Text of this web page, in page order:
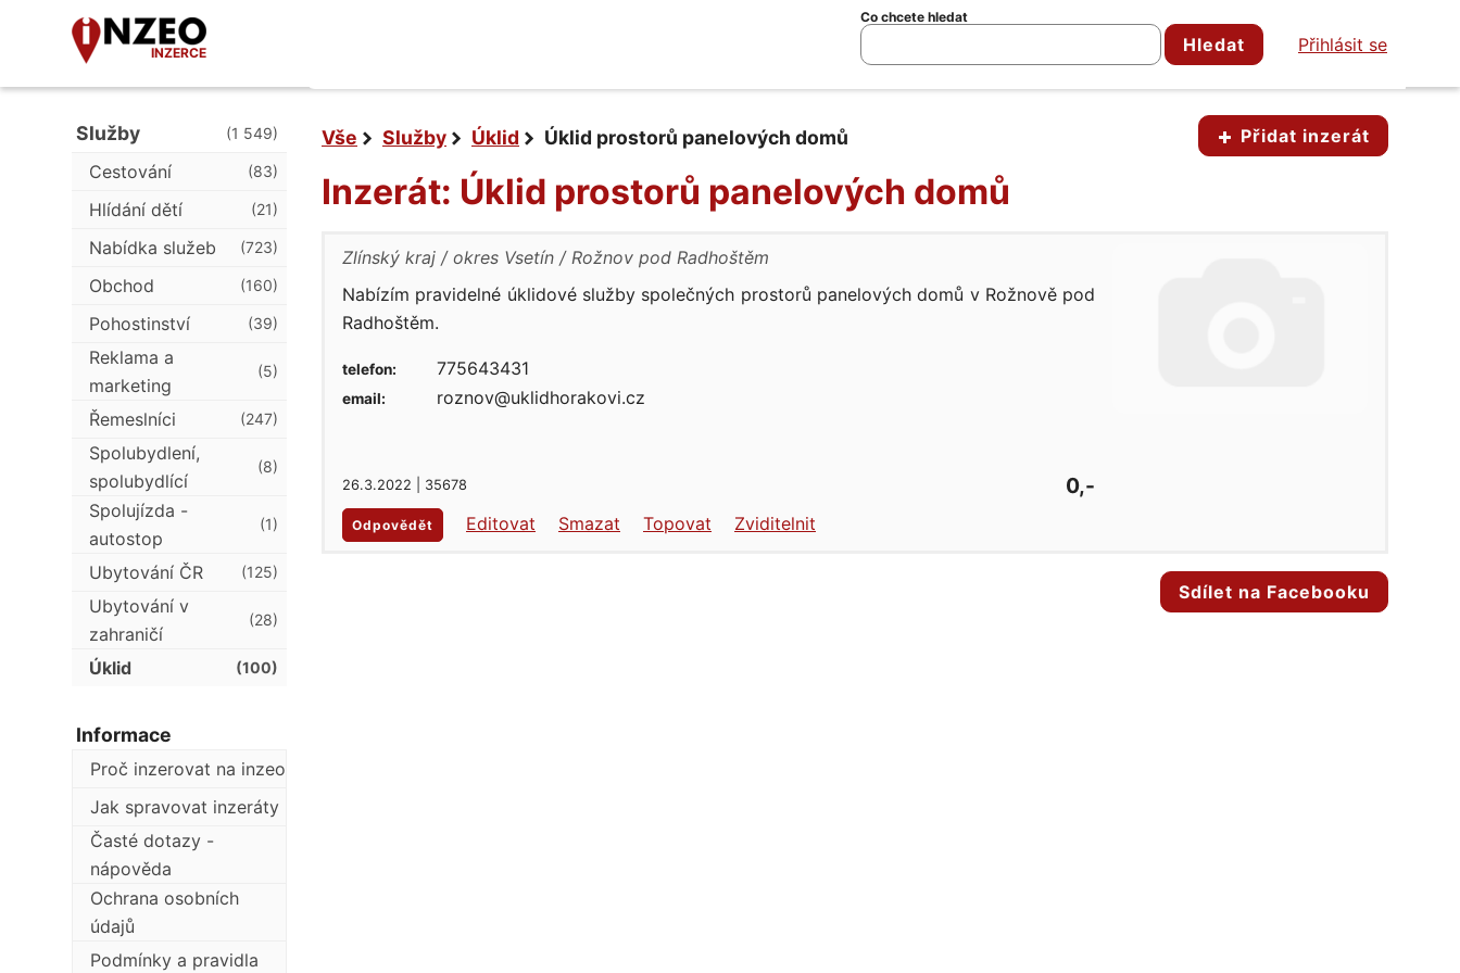
INZERCE
Co chcete hledat
Hledat Přihlásit se
Přidat inzerát
Vše Služby Úklid Úklid prostorů panelových domů
Inzerát: Úklid prostorů panelových domů
Zlínský kraj okres Vsetín
Rožnov pod Radhoštěm
Nabízím pravidelné úklidové služby společných prostorů panelových domů v Rožnově pod
Radhoštěm.
26.3.2022 | 35678 0,-
telefon: 775643431
email: roznov@uklidhorakovi.cz
Odpovědět Editovat Smazat Topovat Zviditelnit
Sdílet na Facebooku
Služby (1 549)
Cestování (83)
Hlídání dětí (21)
Nabídka služeb (723)
Obchod (160)
Pohostinství (39)
Reklama a
marketing
(5)
Řemeslníci (247)
Spolubydlení,
spolubydlící
(8)
Spolujízda -
autostop
(1)
Ubytování ČR (125)
Ubytování v
zahraničí
(28)
Úklid (100)
Informace
Proč inzerovat na inzeo
Jak spravovat inzeráty
Časté dotazy -
nápověda
Ochrana osobních
údajů
Podmínky a pravidla